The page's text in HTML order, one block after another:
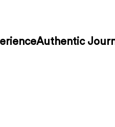
Authentic